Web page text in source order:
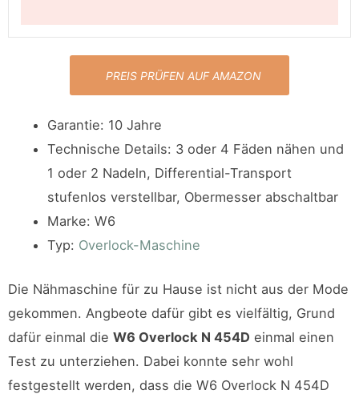
PREIS PRÜFEN AUF AMAZON
Garantie: 10 Jahre
Technische Details: 3 oder 4 Fäden nähen und
1 oder 2 Nadeln, Differential-Transport
stufenlos verstellbar, Obermesser abschaltbar
Marke:W6
Typ: Overlock-Maschine
Die Nähmaschine für zu Hause ist nicht aus der Mode
gekommen. Angbeote dafür gibt es vielfältig, Grund
dafür einmal die W6 Overlock N 454D einmal einen
Test zu unterziehen. Dabei konnte sehr wohl
festgestellt werden, dass die W6 Overlock N 454D